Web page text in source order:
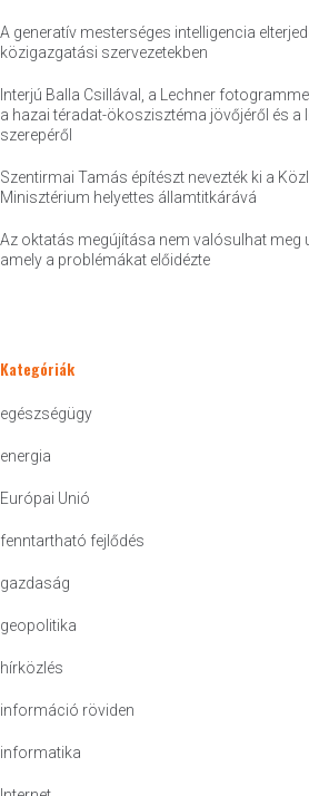
A generatív mesterséges intelligencia
közigazgatási szervezetekben
Interjú Balla Csillával, a Lechner
a hazai téradat-ökoszisztéma jövőjéről és a
szerepéről
Szentirmai Tamás építészt nevezték ki a
Minisztérium helyettes államtitkárává
Az oktatás megújítása nem valósulhat meg
amely a problémákat előidézte
Kategóriák
egészségügy
energia
Európai Unió
fenntartható fejlődés
gazdaság
geopolitika
hírközlés
információ röviden
informatika